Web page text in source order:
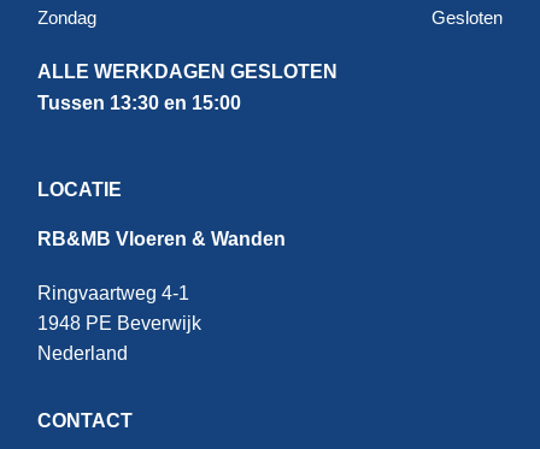
Zondag
Gesloten
ALLE WERKDAGEN GESLOTEN
Tussen 13:30 en 15:00
LOCATIE
RB&MB Vloeren & Wanden
Ringvaartweg 4-1
1948 PE Beverwijk
Nederland
CONTACT